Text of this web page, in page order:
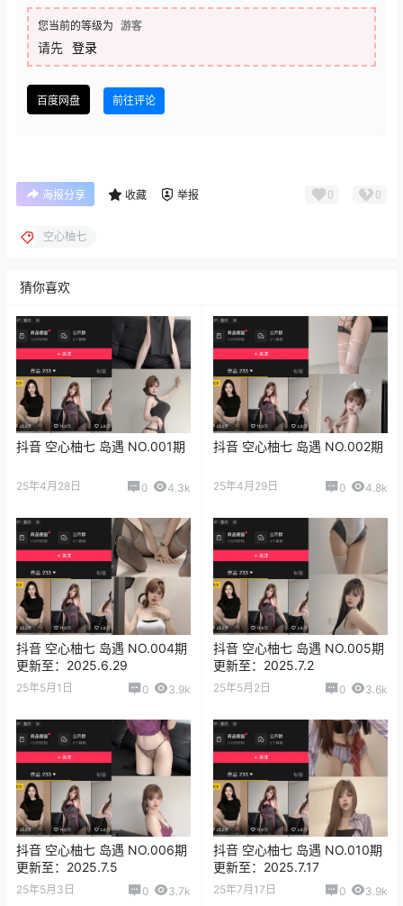
您当前的等级为 游客
请先 登录
百度网盘 前往评论
海报分享 收藏 举报 0 0
空心柚七
猜你喜欢
抖音 空心柚七 岛遇 NO.001期
25年4月28日 0 4.3k
抖音 空心柚七 岛遇 NO.002期
25年4月29日 0 4.8k
抖音 空心柚七 岛遇 NO.004期
更新至：2025.6.29
25年5月1日 0 3.9k
抖音 空心柚七 岛遇 NO.005期
更新至：2025.7.2
25年5月2日 0 3.6k
抖音 空心柚七 岛遇 NO.006期
更新至：2025.7.5
25年5月3日 0 3.7k
抖音 空心柚七 岛遇 NO.010期
更新至：2025.7.17
25年7月17日 0 3.9k